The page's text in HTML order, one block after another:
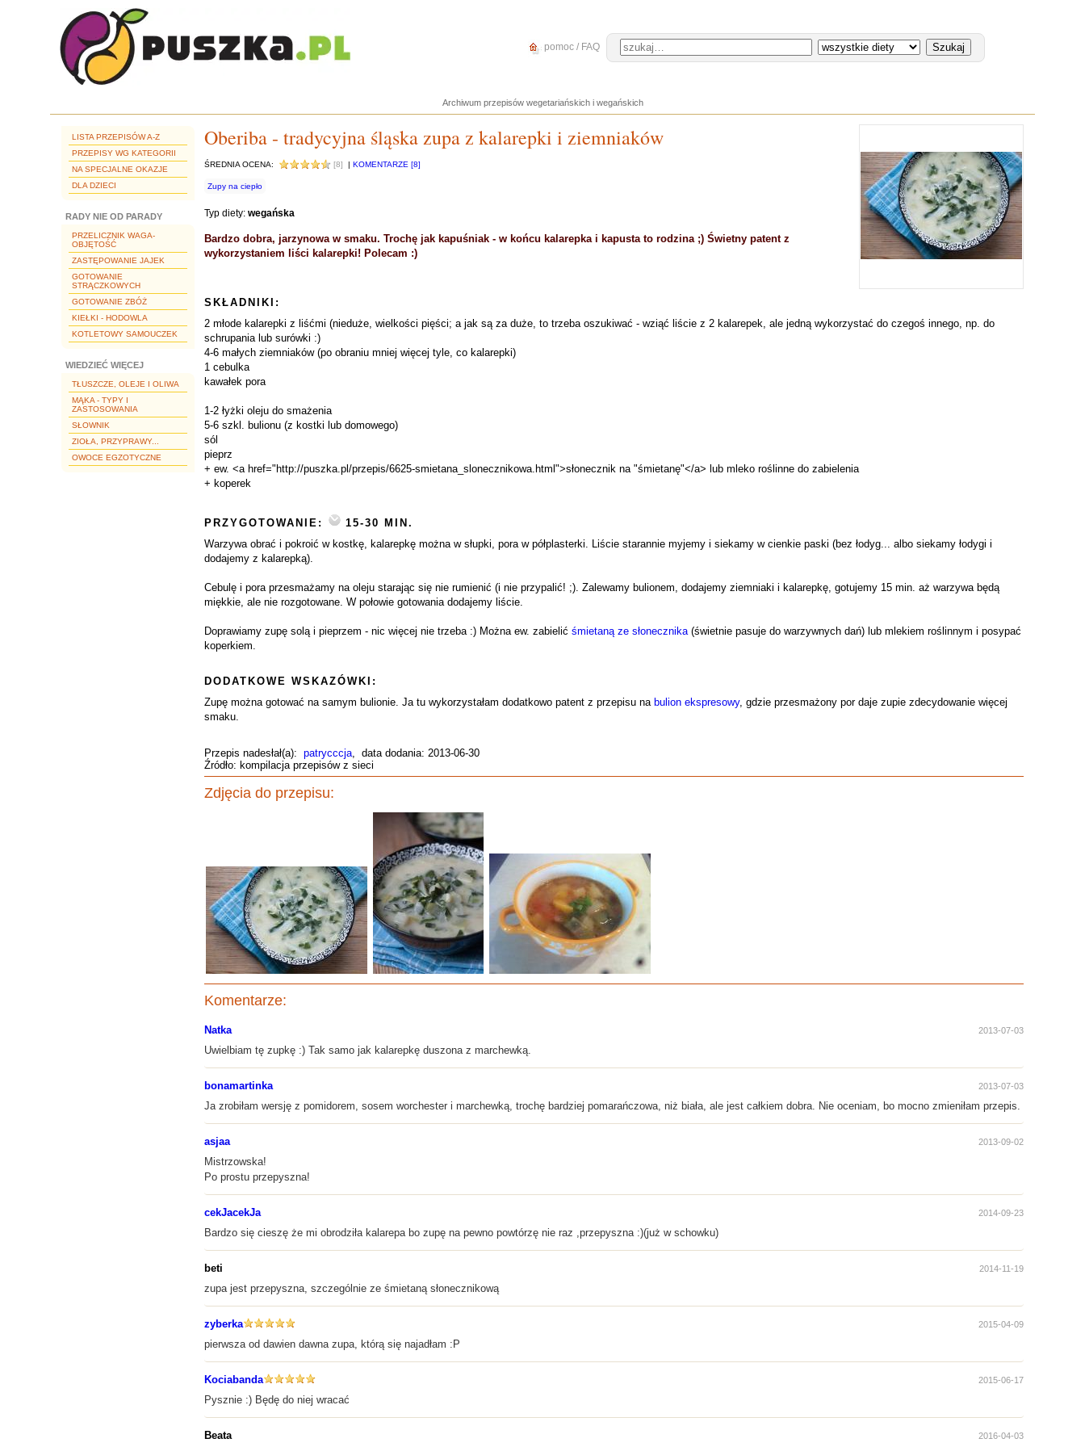
pomoc / FAQ
Archiwum przepisów wegetariańskich i wegańskich
LISTA PRZEPISÓW A-Z
PRZEPISY WG KATEGORII
NA SPECJALNE OKAZJE
DLA DZIECI
RADY NIE OD PARADY
PRZELICZNIK WAGA-
OBJĘTOŚĆ
ZASTĘPOWANIE JAJEK
GOTOWANIE
STRĄCZKOWYCH
GOTOWANIE ZBÓŻ
KIEŁKI - HODOWLA
KOTLETOWY SAMOUCZEK
WIEDZIEĆ WIĘCEJ
TŁUSZCZE, OLEJE I OLIWA
MĄKA - TYPY I
ZASTOSOWANIA
SŁOWNIK
ZIOŁA, PRZYPRAWY...
OWOCE EGZOTYCZNE
Oberiba - tradycyjna śląska zupa z kalarepki i ziemniaków
ŚREDNIA OCENA: [8] | KOMENTARZE [8]
Zupy na ciepło
Typ diety: wegańska
Bardzo dobra, jarzynowa w smaku. Trochę jak kapuśniak - w końcu kalarepka i kapusta to rodzina ;) Świetny patent z
wykorzystaniem liści kalarepki! Polecam :)
SKŁADNIKI:
2 młode kalarepki z liśćmi (nieduże, wielkości pięści; a jak są za duże, to trzeba oszukiwać - wziąć liście z 2 kalarepek, ale jedną wykorzystać do czegoś innego, np. do
schrupania lub surówki :)
4-6 małych ziemniaków (po obraniu mniej więcej tyle, co kalarepki)
1 cebulka
kawałek pora
1-2 łyżki oleju do smażenia
5-6 szkl. bulionu (z kostki lub domowego)
sól
pieprz
+ ew. <a href="http://puszka.pl/przepis/6625-smietana_slonecznikowa.html">słonecznik na "śmietanę"</a> lub mleko roślinne do zabielenia
+ koperek
PRZYGOTOWANIE:
15-30 MIN.
Warzywa obrać i pokroić w kostkę, kalarepkę można w słupki, pora w półplasterki. Liście starannie myjemy i siekamy w cienkie paski (bez łodyg... albo siekamy łodygi i
dodajemy z kalarepką).
Cebulę i pora przesmażamy na oleju starając się nie rumienić (i nie przypalić! ;). Zalewamy bulionem, dodajemy ziemniaki i kalarepkę, gotujemy 15 min. aż warzywa będą
miękkie, ale nie rozgotowane. W połowie gotowania dodajemy liście.
Doprawiamy zupę solą i pieprzem - nic więcej nie trzeba :) Można ew. zabielić śmietaną ze słonecznika(świetnie pasuje do warzywnych dań) lub mlekiem roślinnym i posypać
koperkiem.
DODATKOWE WSKAZÓWKI:
Zupę można gotować na samym bulionie. Ja tu wykorzystałam dodatkowo patent z przepisu na bulion ekspresowy, gdzie przesmażony por daje zupie zdecydowanie więcej
smaku.
Przepis nadesłał(a): patrycccja, data dodania: 2013-06-30
Źródło: kompilacja przepisów z sieci
Zdjęcia do przepisu:
Komentarze:
Natka 2013-07-03
Uwielbiam tę zupkę :) Tak samo jak kalarepkę duszona z marchewką.
bonamartinka 2013-07-03
Ja zrobiłam wersję z pomidorem, sosem worchester i marchewką, trochę bardziej pomarańczowa, niż biała, ale jest całkiem dobra. Nie oceniam, bo mocno zmieniłam przepis.
asjaa 2013-09-02
Mistrzowska!
Po prostu przepyszna!
cekJacekJa 2014-09-23
Bardzo się cieszę że mi obrodziła kalarepa bo zupę na pewno powtórzę nie raz ,przepyszna :)(już w schowku)
beti 2014-11-19
zupa jest przepyszna, szczególnie ze śmietaną słonecznikową
zyberka 2015-04-09
pierwsza od dawien dawna zupa, którą się najadłam :P
Kociabanda 2015-06-17
Pysznie :) Będę do niej wracać
Beata 2016-04-03